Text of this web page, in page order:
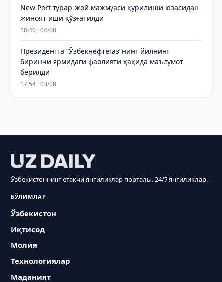
New Port турар-жой мажмуаси қурилиши юзасидан
жиноят иши қўзғатилди
18:40 · 04/08
Президентга “Ўзбекнефтегаз”нинг йилнинг
биринчи ярмидаги фаолияти ҳақида маълумот
берилди
17:54 · 03/08
Ўзбекистоннинг етакчи янгиликлар порталы. 24/7 янгиликлар.
БЎЛИМЛАР
Ўзбекистон
Иқтисод
Молия
Технологиялар
Маданият